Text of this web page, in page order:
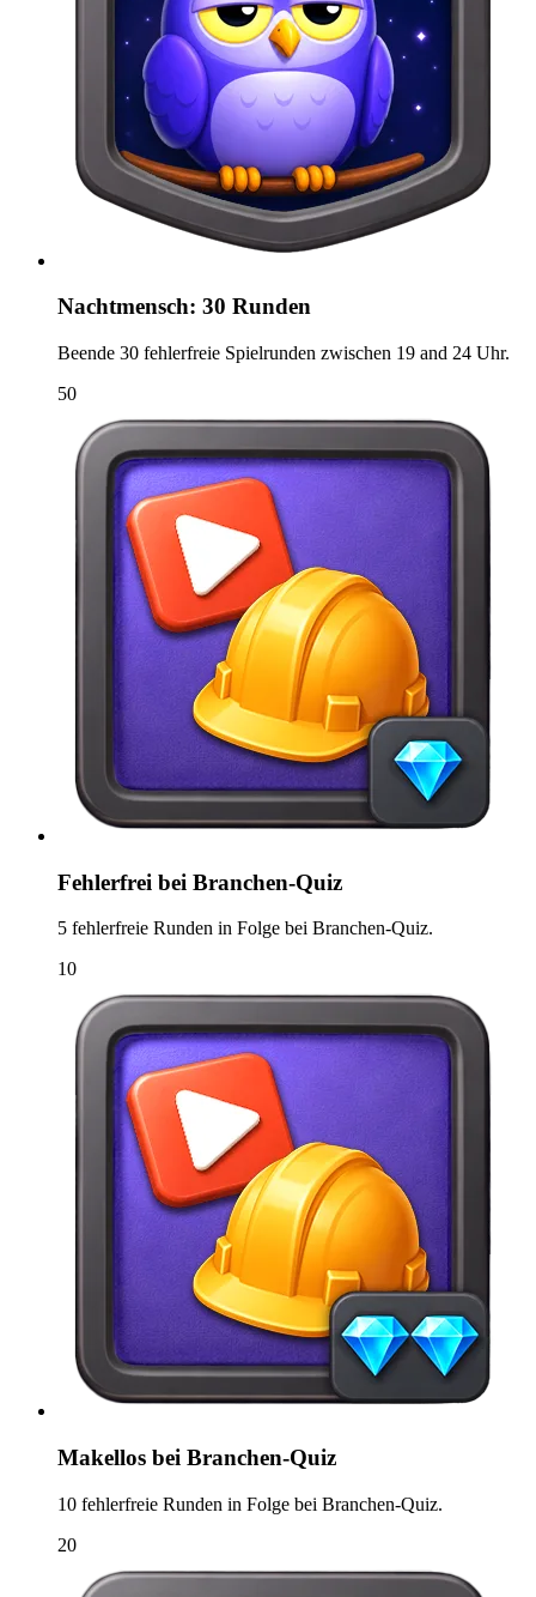
Nachtmensch: 30 Runden
Beende 30 fehlerfreie Spielrunden zwischen 19 and 24 Uhr.
50
Fehlerfrei bei Branchen-Quiz
5 fehlerfreie Runden in Folge bei Branchen-Quiz.
10
Makellos bei Branchen-Quiz
10 fehlerfreie Runden in Folge bei Branchen-Quiz.
20